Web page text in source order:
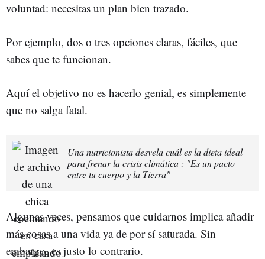
voluntad: necesitas un plan bien trazado.
Por ejemplo, dos o tres opciones claras, fáciles, que
sabes que te funcionan.
Aquí el objetivo no es hacerlo genial, es simplemente
que no salga fatal.
Una nutricionista desvela cuál es la dieta ideal
para frenar la crisis climática : "Es un pacto
entre tu cuerpo y la Tierra"
Algunas veces, pensamos que cuidarnos implica añadir
más cosas a una vida ya de por sí saturada. Sin
embargo, es justo lo contrario.